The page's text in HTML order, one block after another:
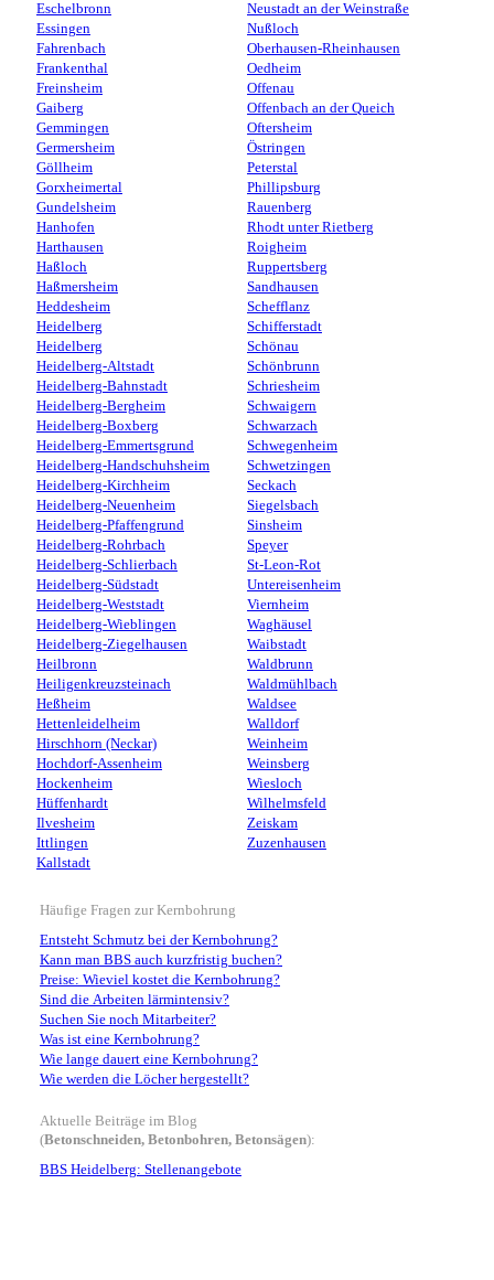
Eschelbronn
Essingen
Fahrenbach
Frankenthal
Freinsheim
Gaiberg
Gemmingen
Germersheim
Göllheim
Gorxheimertal
Gundelsheim
Hanhofen
Harthausen
Haßloch
Haßmersheim
Heddesheim
Heidelberg
Heidelberg
Heidelberg-Altstadt
Heidelberg-Bahnstadt
Heidelberg-Bergheim
Heidelberg-Boxberg
Heidelberg-Emmertsgrund
Heidelberg-Handschuhsheim
Heidelberg-Kirchheim
Heidelberg-Neuenheim
Heidelberg-Pfaffengrund
Heidelberg-Rohrbach
Heidelberg-Schlierbach
Heidelberg-Südstadt
Heidelberg-Weststadt
Heidelberg-Wieblingen
Heidelberg-Ziegelhausen
Heilbronn
Heiligenkreuzsteinach
Heßheim
Hettenleidelheim
Hirschhorn (Neckar)
Hochdorf-Assenheim
Hockenheim
Hüffenhardt
Ilvesheim
Ittlingen
Kallstadt
Neustadt an der Weinstraße
Nußloch
Oberhausen-Rheinhausen
Oedheim
Offenau
Offenbach an der Queich
Oftersheim
Östringen
Peterstal
Phillipsburg
Rauenberg
Rhodt unter Rietberg
Roigheim
Ruppertsberg
Sandhausen
Schefflanz
Schifferstadt
Schönau
Schönbrunn
Schriesheim
Schwaigern
Schwarzach
Schwegenheim
Schwetzingen
Seckach
Siegelsbach
Sinsheim
Speyer
St-Leon-Rot
Untereisenheim
Viernheim
Waghäusel
Waibstadt
Waldbrunn
Waldmühlbach
Waldsee
Walldorf
Weinheim
Weinsberg
Wiesloch
Wilhelmsfeld
Zeiskam
Zuzenhausen
Häufige Fragen zur Kernbohrung
Entsteht Schmutz bei der Kernbohrung?
Kann man BBS auch kurzfristig buchen?
Preise: Wieviel kostet die Kernbohrung?
Sind die Arbeiten lärmintensiv?
Suchen Sie noch Mitarbeiter?
Was ist eine Kernbohrung?
Wie lange dauert eine Kernbohrung?
Wie werden die Löcher hergestellt?
Aktuelle Beiträge im Blog
(Betonschneiden, Betonbohren, Betonsägen):
BBS Heidelberg: Stellenangebote